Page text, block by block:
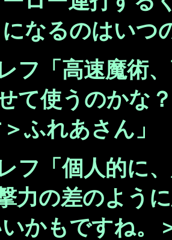
なるのはいつ
フ「高速魔術
て使うのかな
ふれあさん」
フ「個人的に
力の差のよう
かもですね。